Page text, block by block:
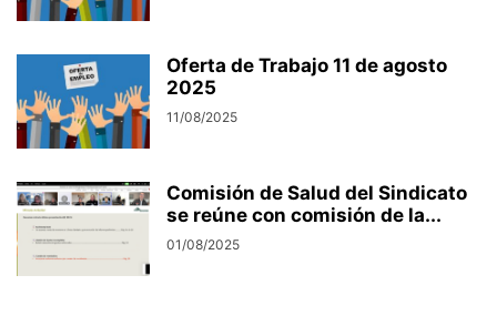
Oferta de Trabajo 11 de agosto
2025
11/08/2025
Comisión de Salud del Sindicato
se reúne con comisión de la...
01/08/2025